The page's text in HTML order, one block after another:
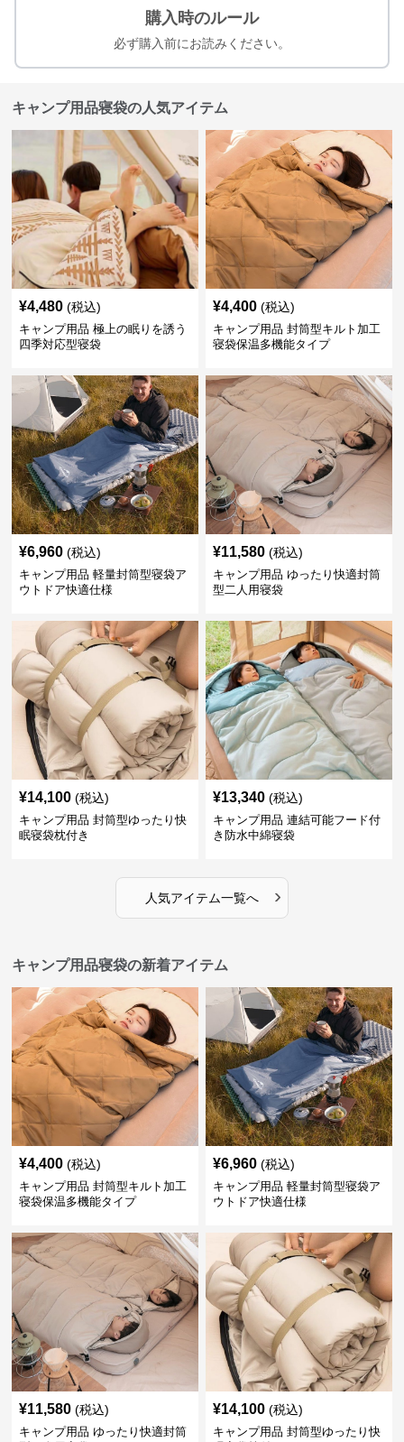
購入時のルール
必ず購入前にお読みください。
キャンプ用品寝袋の人気アイテム
¥4,480 (税込)
キャンプ用品 極上の眠りを誘う
四季対応型寝袋
¥4,400 (税込)
キャンプ用品 封筒型キルト加工
寝袋保温多機能タイプ
¥6,960 (税込)
キャンプ用品 軽量封筒型寝袋ア
ウトドア快適仕様
¥11,580 (税込)
キャンプ用品 ゆったり快適封筒
型二人用寝袋
¥14,100 (税込)
キャンプ用品 封筒型ゆったり快
眠寝袋枕付き
¥13,340 (税込)
キャンプ用品 連結可能フード付
き防水中綿寝袋
人気アイテム一覧へ ›
キャンプ用品寝袋の新着アイテム
¥4,400 (税込)
キャンプ用品 封筒型キルト加工
寝袋保温多機能タイプ
¥6,960 (税込)
キャンプ用品 軽量封筒型寝袋ア
ウトドア快適仕様
¥11,580 (税込)
キャンプ用品 ゆったり快適封筒
¥14,100 (税込)
キャンプ用品 封筒型ゆったり快